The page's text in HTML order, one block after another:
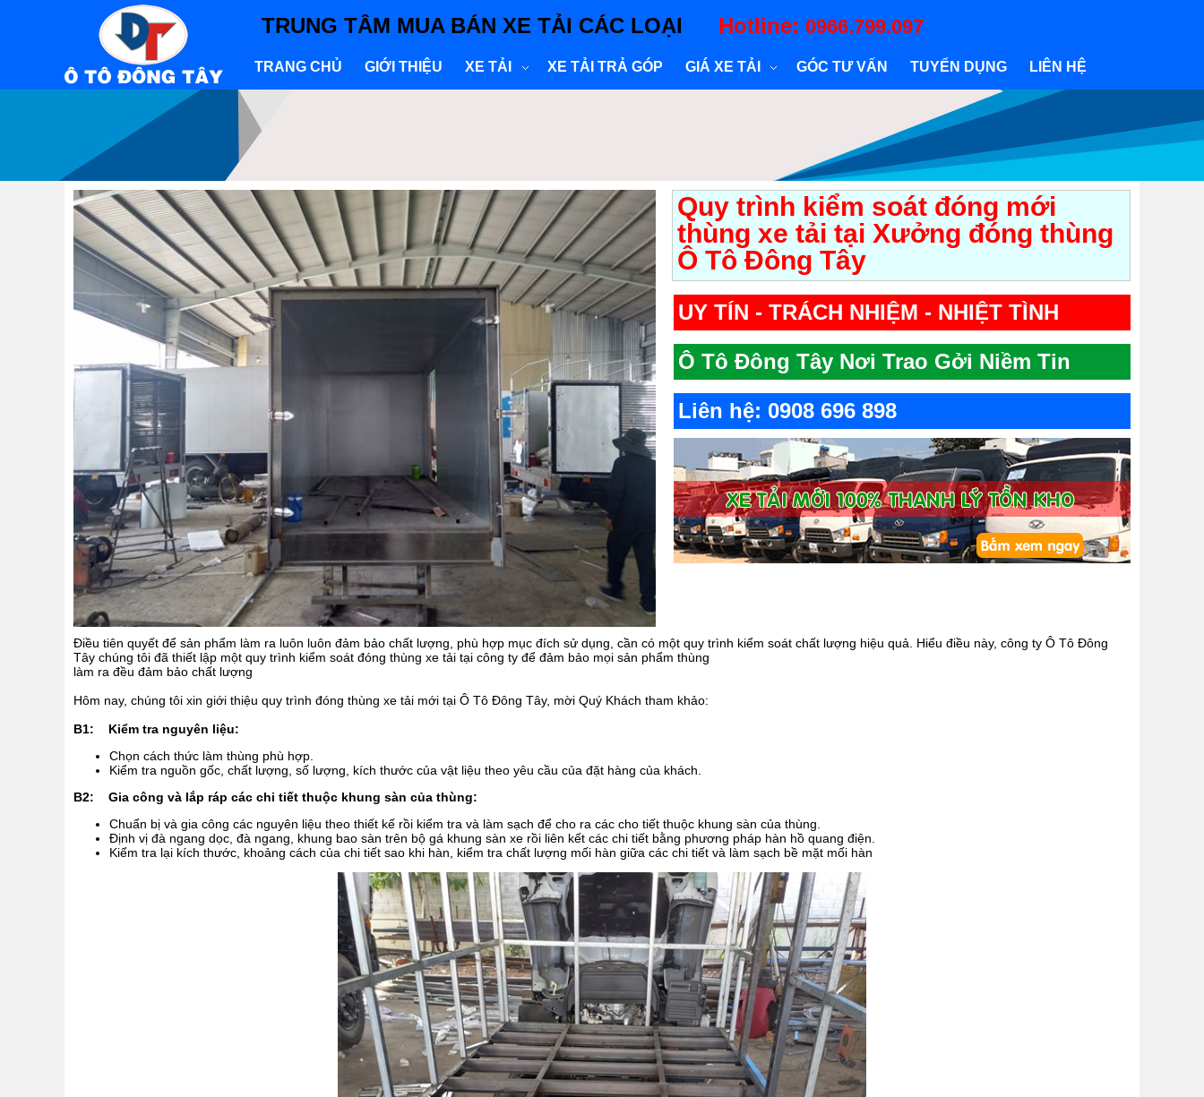
TRUNG TÂM MUA BÁN XE TẢI CÁC LOẠI Hotline: 0966.799.097
TRANG CHỦ GIỚI THIỆU XE TẢI XE TẢI TRẢ GÓP GIÁ XE TẢI GÓC TƯ VẤN TUYỂN DỤNG LIÊN HỆ
Quy trình kiểm soát đóng mới
thùng xe tải tại Xưởng đóng thùng
Ô Tô Đông Tây
UY TÍN - TRÁCH NHIỆM - NHIỆT TÌNH
Ô Tô Đông Tây Nơi Trao Gởi Niềm Tin
Liên hệ: 0908 696 898
Điều tiên quyết để sản phẩm làm ra luôn luôn đảm bảo chất lượng, phù hợp mục đích sử dụng, cần có một quy trình kiểm soát chất lượng hiệu quả. Hiểu điều này, công ty Ô Tô Đông
Tây chúng tôi đã thiết lập một quy trình kiểm soát đóng thùng xe tải tại công ty để đảm bảo mọi sản phẩm thùng
làm ra đều đảm bảo chất lượng
Hôm nay, chúng tôi xin giới thiệu quy trình đóng thùng xe tải mới tại Ô Tô Đông Tây, mời Quý Khách tham khảo:
B1: Kiểm tra nguyên liệu:
Chọn cách thức làm thùng phù hợp.
Kiểm tra nguồn gốc, chất lượng, số lượng, kích thước của vật liệu theo yêu cầu của đặt hàng của khách.
B2: Gia công và lắp ráp các chi tiết thuộc khung sàn của thùng:
Chuẩn bị và gia công các nguyên liệu theo thiết kế rồi kiểm tra và làm sạch để cho ra các cho tiết thuộc khung sàn của thùng.
Định vị đà ngang dọc, đà ngang, khung bao sàn trên bộ gá khung sàn xe rồi liên kết các chi tiết bằng phương pháp hàn hồ quang điện.
Kiểm tra lại kích thước, khoảng cách của chi tiết sao khi hàn, kiểm tra chất lượng mối hàn giữa các chi tiết và làm sạch bề mặt mối hàn